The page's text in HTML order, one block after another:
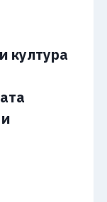
култура